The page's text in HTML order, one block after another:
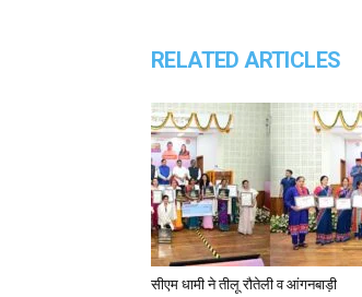
RELATED ARTICLES
सीएम धामी ने तीलू रौतेली व आंगनबाड़ी